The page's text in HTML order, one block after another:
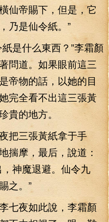
仙帝賜下，但是，它
乃是仙令紙。”
什么東西？”李霜顏
問道。如果眼前這三
帝物的話，以她的目
完全看不出這三張黃
貴的地方。
三張黃紙拿于手
揣摩，最后，說道：
，神魔退避。仙令九
之。”
夜如此說，李霜顏